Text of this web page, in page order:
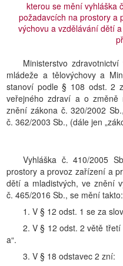
kterou se mění vyhláška
požadavcích na prostory a
výchovu a vzdělávání dětí
Ministerstvo
mládeže a tělovýchovy a
stanoví podle § 108 odst. 2
veřejného zdraví a o změně
znění zákona č. 320/2002
č. 362/2003 Sb., (dále jen
Vyhláška č. 410/2005
prostory a provoz zařízení a
dětí a mladistvých, ve znění
č. 465/2016 Sb., se mění takto:
1. V § 12 odst. 1 se za
2. V § 12 odst. 2 větě třetí
a“.
3. V § 18 odstavec 2 zní: